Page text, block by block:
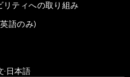
リティへの取り組み
語のみ)
▪ 日本語